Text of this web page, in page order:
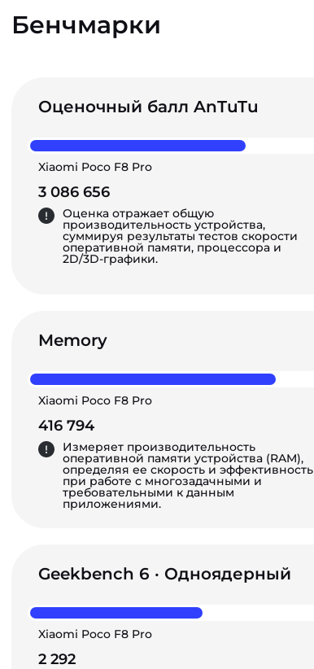
Бенчмарки
Оценочный балл AnTuTu
Xiaomi Poco F8 Pro
3 086 656
Оценка отражает общую
производительность устройства,
суммируя результаты тестов скорости
оперативной памяти, процессора и
2D/3D-графики.
Memory
Xiaomi Poco F8 Pro
416 794
Измеряет производительность
оперативной памяти устройства (RAM),
определяя ее скорость и эффективность
при работе с многозадачными и
требовательными к данным
приложениями.
Geekbench 6 · Одноядерный
Xiaomi Poco F8 Pro
2 292